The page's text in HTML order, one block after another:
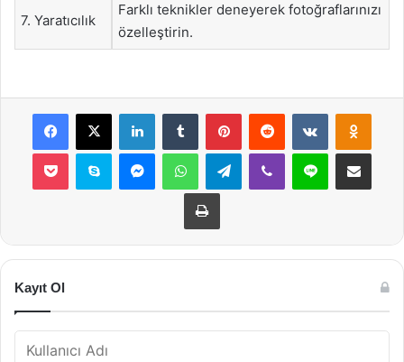
7. Yaratıcılık
Farklı teknikler deneyerek fotoğraflarınızı
özelleştirin.
Facebook
X LinkedInTumblr PinterestReddit VKontakte
Pocket Skype MessengerWhatsAppTelegramViber Line E-Posta ile
Yazdır
Kayıt Ol